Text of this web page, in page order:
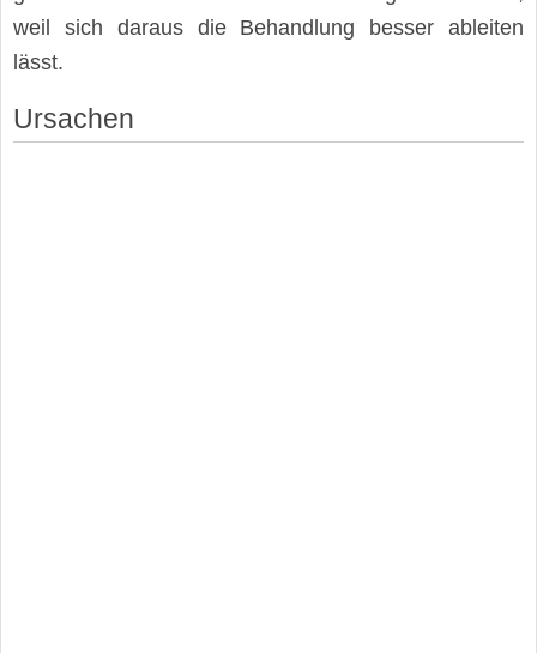
weil sich daraus die Behandlung besser ableiten
lässt.
Ursachen